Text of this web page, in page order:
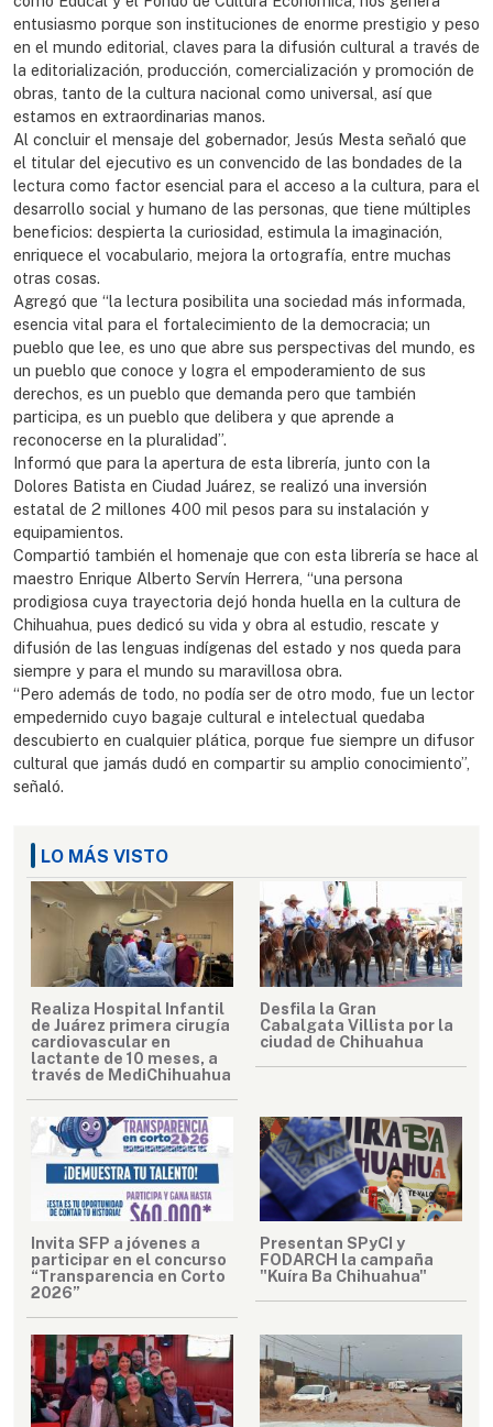
entusiasmo porque son instituciones de enorme prestigio y peso
en el mundo editorial, claves para la difusión cultural a través de
la editorialización, producción, comercialización y promoción de
obras, tanto de la cultura nacional como universal, así que
estamos en extraordinarias manos.
Al concluir el mensaje del gobernador, Jesús Mesta señaló que
el titular del ejecutivo es un convencido de las bondades de la
lectura como factor esencial para el acceso a la cultura, para el
desarrollo social y humano de las personas, que tiene múltiples
beneficios: despierta la curiosidad, estimula la imaginación,
enriquece el vocabulario, mejora la ortografía, entre muchas
otras cosas.
Agregó que “la lectura posibilita una sociedad más informada,
esencia vital para el fortalecimiento de la democracia; un
pueblo que lee, es uno que abre sus perspectivas del mundo, es
un pueblo que conoce y logra el empoderamiento de sus
derechos, es un pueblo que demanda pero que también
participa, es un pueblo que delibera y que aprende a
reconocerse en la pluralidad”.
Informó que para la apertura de esta librería, junto con la
Dolores Batista en Ciudad Juárez, se realizó una inversión
estatal de 2 millones 400 mil pesos para su instalación y
equipamientos.
Compartió también el homenaje que con esta librería se hace al
maestro Enrique Alberto Servín Herrera, “una persona
prodigiosa cuya trayectoria dejó honda huella en la cultura de
Chihuahua, pues dedicó su vida y obra al estudio, rescate y
difusión de las lenguas indígenas del estado y nos queda para
siempre y para el mundo su maravillosa obra.
“Pero además de todo, no podía ser de otro modo, fue un lector
empedernido cuyo bagaje cultural e intelectual quedaba
descubierto en cualquier plática, porque fue siempre un difusor
cultural que jamás dudó en compartir su amplio conocimiento”,
señaló.
LO MÁS VISTO
Realiza Hospital Infantil
de Juárez primera cirugía
cardiovascular en
lactante de 10 meses, a
través de MediChihuahua
Desfila la Gran
Cabalgata Villista por la
ciudad de Chihuahua
Invita SFP a jóvenes a
participar en el concurso
“Transparencia en Corto
2026”
Presentan SPyCI y
FODARCH la campaña
"Kuíra Ba Chihuahua"